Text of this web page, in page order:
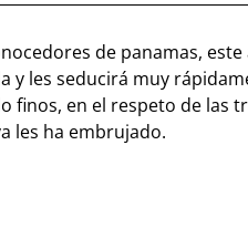
de panamas,
y les seducirá muy
finos, en el respeto de las
les ha embrujado.